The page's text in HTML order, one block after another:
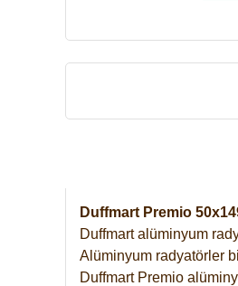
Duffmart Premio
Duffmart alüminyum
Alüminyum radyatörler
Duffmart Premio